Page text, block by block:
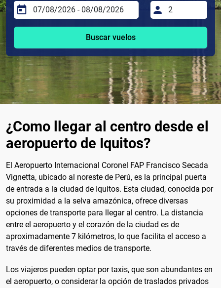
Buscar vuelos
¿Como llegar al centro desde el
aeropuerto de Iquitos?
El Aeropuerto Internacional Coronel FAP Francisco Secada
Vignetta, ubicado al noreste de Perú, es la principal puerta
de entrada a la ciudad de Iquitos. Esta ciudad, conocida por
su proximidad a la selva amazónica, ofrece diversas
opciones de transporte para llegar al centro. La distancia
entre el aeropuerto y el corazón de la ciudad es de
aproximadamente 7 kilómetros, lo que facilita el acceso a
través de diferentes medios de transporte.
Los viajeros pueden optar por taxis, que son abundantes en
el aeropuerto, o considerar la opción de traslados privados